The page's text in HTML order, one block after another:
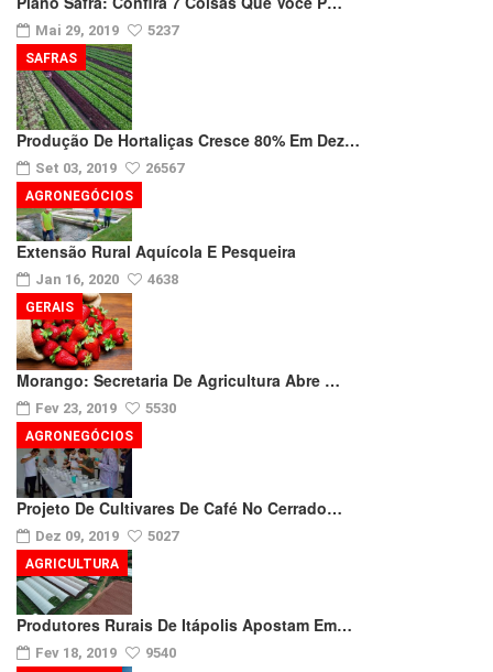
Mai 29, 2019 5237
Produção De Hortaliças Cresce 80% Em Dez…
Set 03, 2019 26567
SAFRAS
Extensão Rural Aquícola E Pesqueira
Jan 16, 2020 4638
AGRONEGÓCIOS
Morango: Secretaria De Agricultura Abre …
Fev 23, 2019 5530
GERAIS
Projeto De Cultivares De Café No Cerrado…
Dez 09, 2019 5027
AGRONEGÓCIOS
Produtores Rurais De Itápolis Apostam Em…
Fev 18, 2019 9540
AGRICULTURA